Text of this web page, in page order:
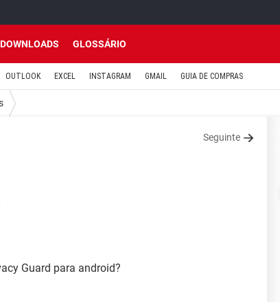
DOWNLOADS GLOSSÁRIO
OUTLOOK EXCEL INSTAGRAM GMAIL GUIA DE COMPRAS
Seguinte
Guard para android?